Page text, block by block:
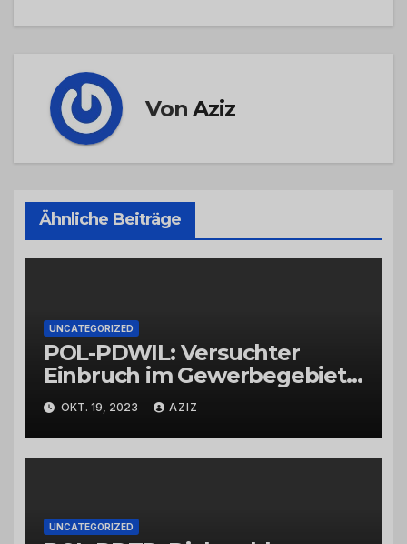
VonAziz
Ähnliche Beiträge
UNCATEGORIZED
POL-PDWIL: Versuchter
Einbruch im Gewerbegebiet
Wittlich
OKT. 19, 2023 AZIZ
UNCATEGORIZED